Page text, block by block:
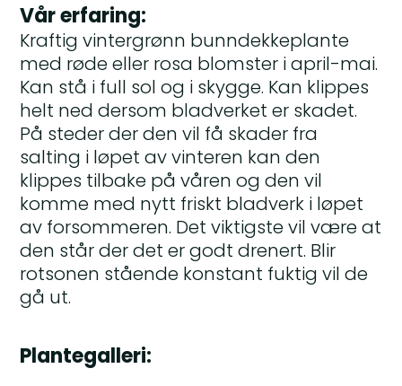
Vår erfaring:
Kraftig vintergrønn bunndekkeplante
med røde eller rosa blomster i april-mai.
Kan stå i full sol og i skygge. Kan klippes
helt ned dersom bladverket er skadet.
På steder der den vil få skader fra
salting i løpet av vinteren kan den
klippes tilbake på våren og den vil
komme med nytt friskt bladverk i løpet
av forsommeren. Det viktigste vil være at
den står der det er godt drenert. Blir
rotsonen stående konstant fuktig vil de
gå ut.
Plantegalleri: